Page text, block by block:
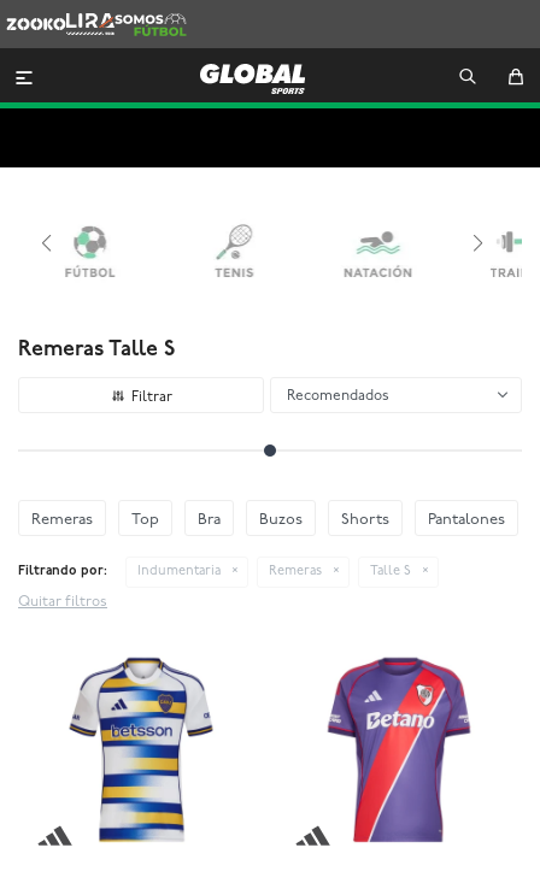
Lira
Somos
Futbol

Remeras Talle S
Recomendados
Remeras Top Bra Buzos Shorts Pantalones
Filtrando por: Indumentaria Remeras Talle S
Quitar filtros